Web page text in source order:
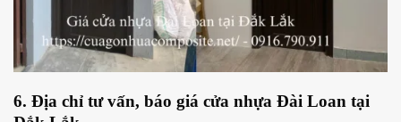
6. Địa chỉ tư vấn, báo giá cửa nhựa Đài Loan tại